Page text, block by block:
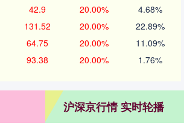
42.9 20.00% 4.68%
131.52 20.00% 22.89%
64.75 20.00% 11.09%
93.38 20.00% 1.76%
沪深京行情 实时轮播